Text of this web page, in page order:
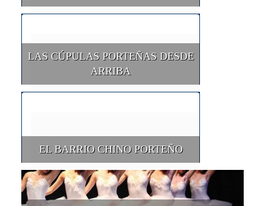
LAS CÚPULAS PORTEÑAS DESDE
ARRIBA
EL BARRIO CHINO PORTEÑO